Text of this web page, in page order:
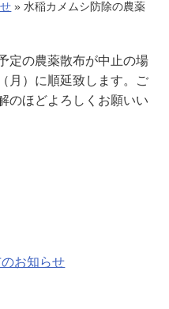
» 水稲カメムシ防除の農薬
定の農薬散布が中止の場
月）に順延致します。ご
のほどよろしくお願いい
お知らせ